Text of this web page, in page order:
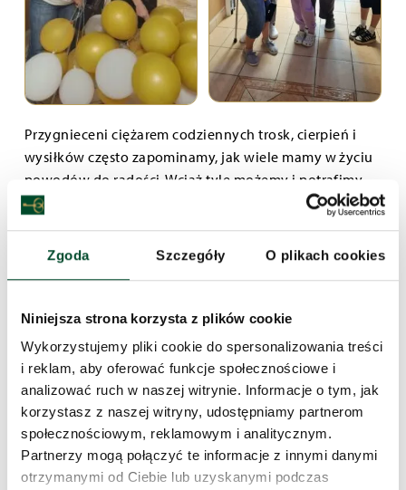
Zgoda Szczegóły O plikach cookies
Niniejsza strona korzysta z plików cookie
Wykorzystujemy pliki cookie do spersonalizowania treści
i reklam, aby oferować funkcje społecznościowe i
analizować ruch w naszej witrynie. Informacje o tym, jak
korzystasz z naszej witryny, udostępniamy partnerom
społecznościowym, reklamowym i analitycznym.
Partnerzy mogą połączyć te informacje z innymi danymi
otrzymanymi od Ciebie lub uzyskanymi podczas
Przygnieceni ciężarem codziennych trosk, cierpień i
wysiłków często zapominamy, jak wiele mamy w życiu
powodów do radości. Wciąż tyle możemy i potrafimy.
Nadal widzimy piękno świata. Ciągle latem cieszymy
Możemy zjeść coś dobrego, poczytać, pooglądać,
posłuchać muzyki, pożartować. Mamy obok siebie
możemy być wsparciem dla innych. W duchu
wdzięczności za te wszystkie dobrodziejstwa w
sierpniu świętowaliśmy w naszym domu Dzień Radości.
Nasi roześmiani pracownicy odwiedzali mieszkańców
w pokojach i dzielili się z nimi szczęściem (oraz
uśmiechem), obdarowując ich balonami i cukierkami.